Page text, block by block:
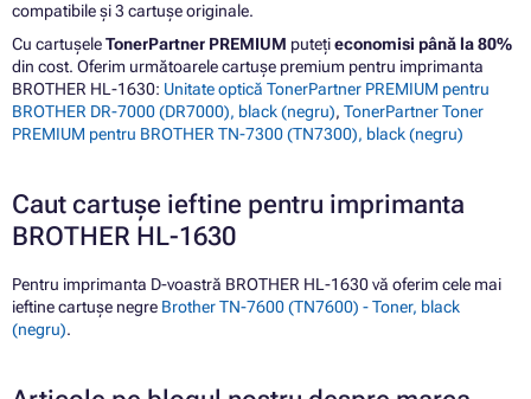
compatibile și 3 cartușe originale.
Cu cartușeleTonerPartner PREMIUM putețieconomisi până la 80%
din cost. Oferim următoarele cartușe premium pentru imprimanta
BROTHER HL-1630: Unitate optică TonerPartner PREMIUM pentru
BROTHER DR-7000 (DR7000), black (negru), TonerPartner Toner
PREMIUM pentru BROTHER TN-7300 (TN7300), black (negru)
Caut cartușe ieftine pentru imprimanta
BROTHER HL-1630
Pentru imprimanta D-voastră BROTHER HL-1630 vă oferim cele mai
ieftine cartușe negre Brother TN-7600 (TN7600) - Toner, black
(negru).